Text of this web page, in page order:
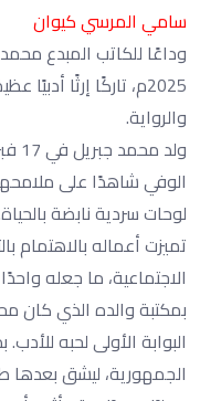
سامي المرسي كيوان
2025م، تاركًا إرثًا
والرواية.
الوفي شاهدًا على
لوحات سردية نابضة
تميزت أعماله بالاهتمام
الاجتماعية، ما جعله
بمكتبة والده الذي كان
البوابة الأولى لحبه
الجمهورية، ليشق بعدها